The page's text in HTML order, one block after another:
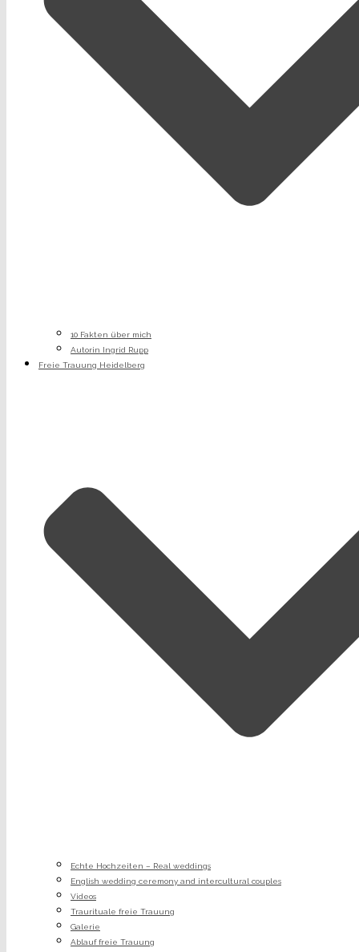
10 Fakten über mich
Autorin Ingrid Rupp
Freie Trauung Heidelberg
Echte Hochzeiten – Real weddings
English wedding ceremony and intercultural couples
Videos
Traurituale freie Trauung
Galerie
Ablauf freie Trauung